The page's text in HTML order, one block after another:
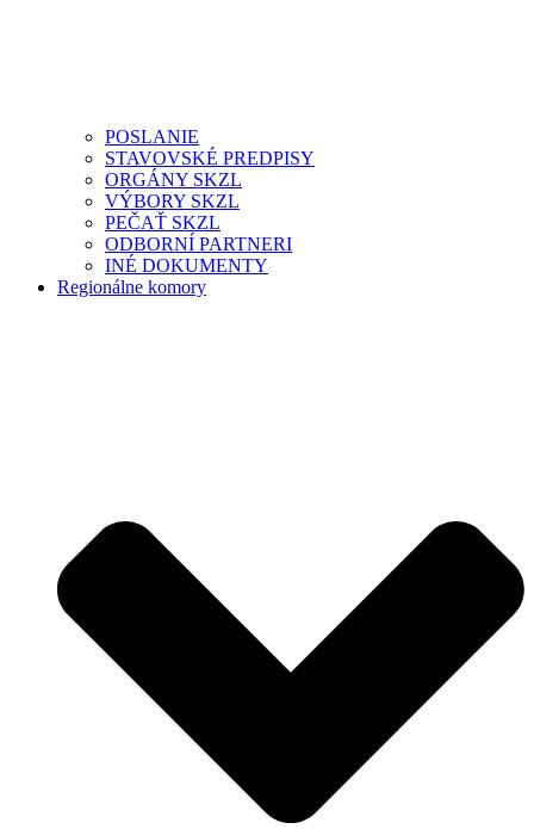
POSLANIE
STAVOVSKÉ PREDPISY
ORGÁNY SKZL
VÝBORY SKZL
PEČAŤ SKZL
ODBORNÍ PARTNERI
INÉ DOKUMENTY
Regionálne komory